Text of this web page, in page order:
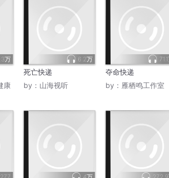
万
康
6.2万
死亡快递
by： 山海视听
夺命快递
by： 雁栖鸣工作室